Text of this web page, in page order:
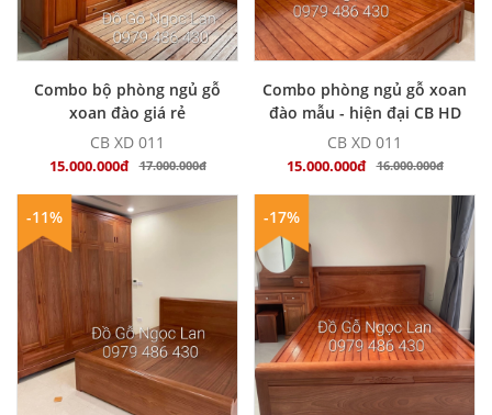
MUA NGAY
Combo bộ phòng ngủ gỗ
xoan đào giá rẻ
CB XD 011
15.000.000đ 17.000.000đ
MUA NGAY
Combo phòng ngủ gỗ xoan
đào mẫu - hiện đại CB HD
011
CB XD 011
15.000.000đ 16.000.000đ
-11% -17%